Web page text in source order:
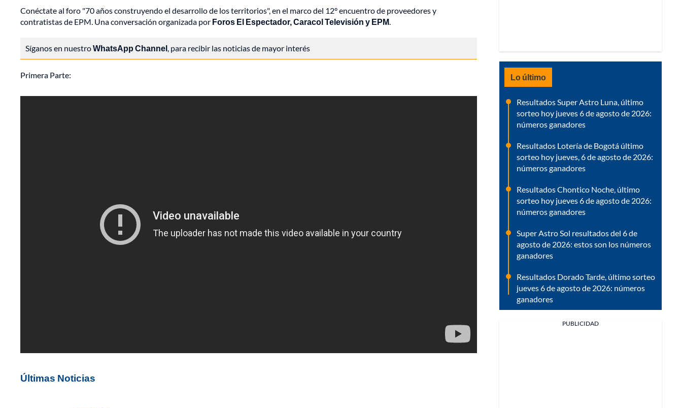
Conéctate al foro "70 años construyendo el desarrollo de los territorios", en el marco del 12° encuentro de proveedores y
contratistas de EPM. Una conversación organizada por Foros El Espectador, Caracol Televisión y EPM.
Síganos en nuestroWhatsApp Channel, para recibir las noticias de mayor interés
Primera Parte:
Últimas Noticias
Lo último
Resultados Super Astro Luna, último
sorteo hoy jueves 6 de agosto de 2026:
números ganadores
Resultados Lotería de Bogotá último
sorteo hoy jueves, 6 de agosto de 2026:
números ganadores
Resultados Chontico Noche, último
sorteo hoy jueves 6 de agosto de 2026:
números ganadores
Super Astro Sol resultados del 6 de
agosto de 2026: estos son los números
ganadores
Resultados Dorado Tarde, último sorteo
jueves 6 de agosto de 2026: números
ganadores
PUBLICIDAD